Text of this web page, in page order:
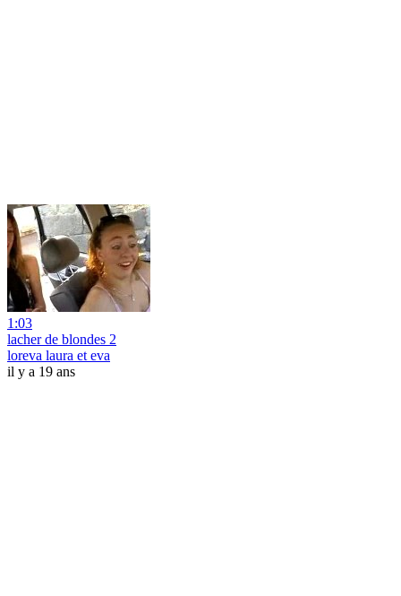
1:03
lacher de blondes 2
loreva laura et eva
il y a 19 ans